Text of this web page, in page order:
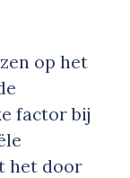
op het
factor bij
het door